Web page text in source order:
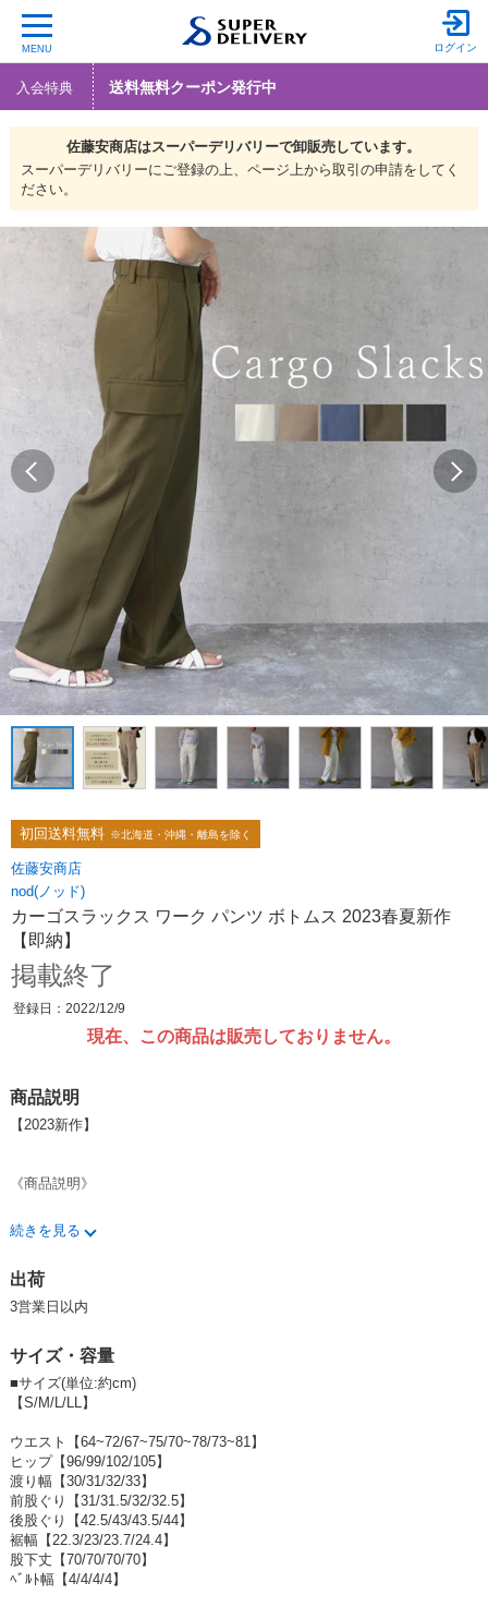
MENU ログイン
入会特典 送料無料クーポン発行中
佐藤安商店はスーパーデリバリーで卸販売しています。
スーパーデリバリーにご登録の上、ページ上から取引の申請をしてく
ださい。
初回送料無料 ※北海道・沖縄・離島を除く
佐藤安商店
nod(ノッド)
カーゴスラックス ワーク パンツ ボトムス 2023春夏新作
【即納】
掲載終了
登録日：2022/12/9
現在、この商品は販売しておりません。
商品説明
【2023新作】
《商品説明》
サラっと着こなすだけでイマドキ感が加速する！
メンズライクコーデを楽しみませんか？♪
可愛らしいアイテムと合わせて
甘辛くも変身可能です♡
《着用感》158cm
ゆったりワイドなシルエットがまさにイマドキ☆
大き目ポケットはワーク感を演出して
おしゃれさを惹きたててくれます！
とっても軽くて、生地もツルツルで柔らかいので
続きを見る
出荷
3営業日以内
サイズ・容量
■サイズ(単位:約cm)
【S/M/L/LL】
ウエスト【64~72/67~75/70~78/73~81】
ヒップ【96/99/102/105】
渡り幅【30/31/32/33】
前股ぐり【31/31.5/32/32.5】
後股ぐり【42.5/43/43.5/44】
裾幅【22.3/23/23.7/24.4】
股下丈【70/70/70/70】
ﾍﾞﾙﾄ幅【4/4/4/4】